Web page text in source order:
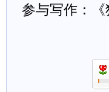
参与写作：